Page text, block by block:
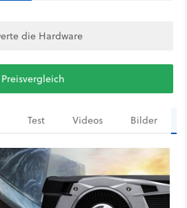
die Hardware
Preisvergleich
Test Videos Bilder